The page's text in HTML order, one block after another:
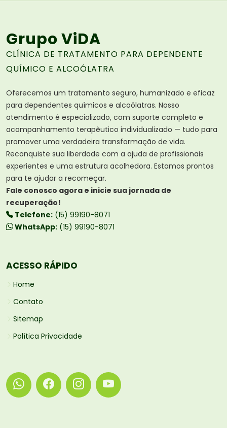
Grupo ViDA
CLÍNICA DE TRATAMENTO PARA DEPENDENTE
QUÍMICO E ALCOÓLATRA
Oferecemos um tratamento seguro, humanizado e eficaz
para dependentes químicos e alcoólatras. Nosso
atendimento é especializado, com suporte completo e
acompanhamento terapêutico individualizado — tudo para
promover uma verdadeira transformação de vida.
Reconquiste sua liberdade com a ajuda de profissionais
experientes e uma estrutura acolhedora. Estamos prontos
para te ajudar a recomeçar.
Fale conosco agora e inicie sua jornada de
recuperação!
Telefone: (15) 99190-8071
WhatsApp: (15) 99190-8071
ACESSO RÁPIDO
Home
Contato
Sitemap
Política Privacidade